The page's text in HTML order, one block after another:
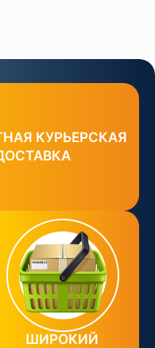
КУРЬЕРСКАЯ
ШИРОКИЙ